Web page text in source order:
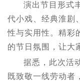
演出节目形式
代小戏、经典淮剧
性与实用性。精彩
的节日氛围，让大
据悉，此次活
既致敬一线劳动者